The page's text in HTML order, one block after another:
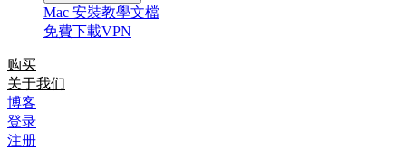
Mac 安裝教學文檔
免費下載VPN
购买
关于我们
博客
登录
注册